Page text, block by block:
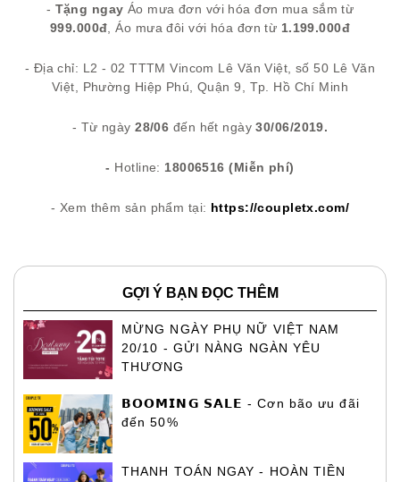
- Tặng ngay Áo mưa đơn với hóa đơn mua sắm từ
999.000đ , Áo mưa đôi với hóa đơn từ 1.199.000đ
- Địa chỉ: L2 - 02 TTTM Vincom Lê Văn Việt, số 50 Lê Văn
Việt, Phường Hiệp Phú, Quận 9, Tp. Hồ Chí Minh
- Từ ngày28/06 đến hết ngày30/06/2019.
- Hotline: 18006516 (Miễn phí)
- Xem thêm sản phẩm tại: https://coupletx.com/
GỢI Ý BẠN ĐỌC THÊM
MỪNG NGÀY PHỤ NỮ VIỆT NAM
20/10 - GỬI NÀNG NGÀN YÊU
THƯƠNG
𝗕𝗢𝗢𝗠𝗜𝗡𝗚 𝗦𝗔𝗟𝗘 - Cơn bão ưu đãi
đến 50%
THANH TOÁN NGAY - HOÀN TIỀN